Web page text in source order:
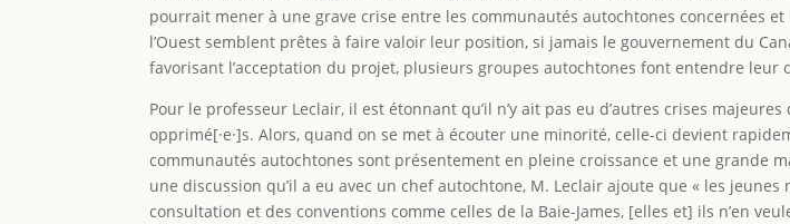
pourrait mener à une grave crise entre les communautés autochtones concernées
l’Ouest semblent prêtes à faire valoir leur position, si jamais le gouvernement du
favorisant l’acceptation du projet, plusieurs groupes autochtones font entendre leur
Pour le professeur Leclair, il est étonnant qu’il n’y ait pas eu d’autres crises
opprimé[·e·]s. Alors, quand on se met à écouter une minorité, celle-ci devient
communautés autochtones sont présentement en pleine croissance et une grande
une discussion qu’il a eu avec un chef autochtone, M. Leclair ajoute que « les
consultation et des conventions comme celles de la Baie-James, [elles et] ils n’en